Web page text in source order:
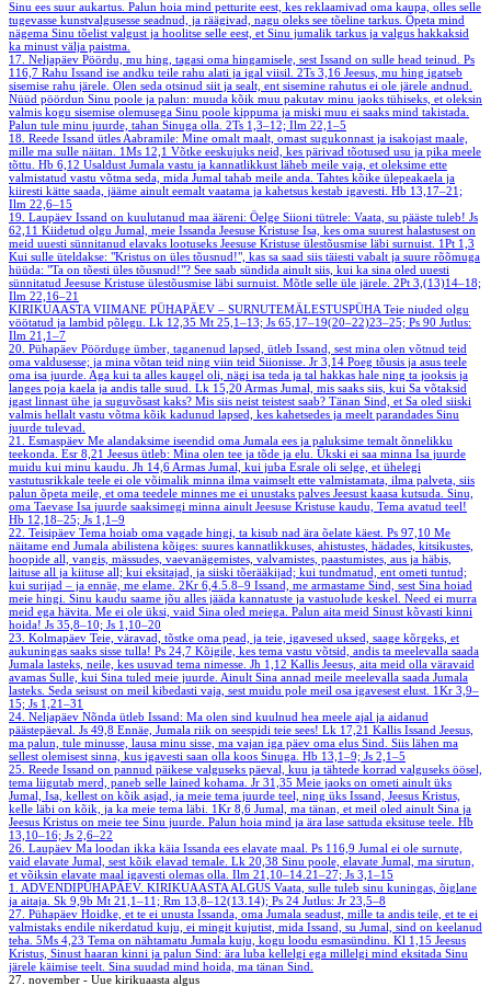
Sinu ees suur aukartus. Palun hoia mind petturite eest, kes reklaamivad oma kaupa, olles selle
tugevasse kunstvalgusesse seadnud, ja räägivad, nagu oleks see tõeline tarkus. Õpeta mind
nägema Sinu tõelist valgust ja hoolitse selle eest, et Sinu jumalik tarkus ja valgus hakkaksid
ka minust välja paistma.
17. Neljapäev Pöördu, mu hing, tagasi oma hingamisele, sest Issand on sulle head teinud. Ps
116,7 Rahu Issand ise andku teile rahu alati ja igal viisil. 2Ts 3,16 Jeesus, mu hing igatseb
sisemise rahu järele. Olen seda otsinud siit ja sealt, ent sisemine rahutus ei ole järele andnud.
Nüüd pöördun Sinu poole ja palun: muuda kõik muu pakutav minu jaoks tühiseks, et oleksin
valmis kogu sisemise olemusega Sinu poole kippuma ja miski muu ei saaks mind takistada.
Palun tule minu juurde, tahan Sinuga olla. 2Ts 1,3–12; Ilm 22,1–5
18. Reede Issand ütles Aabramile: Mine omalt maalt, omast sugukonnast ja isakojast maale,
mille ma sulle näitan. 1Ms 12,1 Võtke eeskujuks neid, kes pärivad tõotused usu ja pika meele
tõttu. Hb 6,12 Usaldust Jumala vastu ja kannatlikkust läheb meile vaja, et oleksime ette
valmistatud vastu võtma seda, mida Jumal tahab meile anda. Tahtes kõike ülepeakaela ja
kiiresti kätte saada, jääme ainult eemalt vaatama ja kahetsus kestab igavesti. Hb 13,17–21;
Ilm 22,6–15
19. Laupäev Issand on kuulutanud maa ääreni: Öelge Siioni tütrele: Vaata, su pääste tuleb! Js
62,11 Kiidetud olgu Jumal, meie Issanda Jeesuse Kristuse Isa, kes oma suurest halastusest on
meid uuesti sünnitanud elavaks lootuseks Jeesuse Kristuse ülestõusmise läbi surnuist. 1Pt 1,3
Kui sulle üteldakse: "Kristus on üles tõusnud!", kas sa saad siis täiesti vabalt ja suure rõõmuga
hüüda: "Ta on tõesti üles tõusnud!"? See saab sündida ainult siis, kui ka sina oled uuesti
sünnitatud Jeesuse Kristuse ülestõusmise läbi surnuist. Mõtle selle üle järele. 2Pt 3,(13)14–18;
Ilm 22,16–21
KIRIKUAASTA VIIMANE PÜHAPÄEV – SURNUTEMÄLESTUSPÜHA Teie niuded olgu
vöötatud ja lambid põlegu. Lk 12,35 Mt 25,1–13; Js 65,17–19(20–22)23–25; Ps 90 Jutlus:
Ilm 21,1–7
20. Pühapäev Pöörduge ümber, taganenud lapsed, ütleb Issand, sest mina olen võtnud teid
oma valdusesse; ja mina võtan teid ning viin teid Siionisse. Jr 3,14 Poeg tõusis ja asus teele
oma isa juurde. Aga kui ta alles kaugel oli, nägi isa teda ja tal hakkas hale ning ta jooksis ja
langes poja kaela ja andis talle suud. Lk 15,20 Armas Jumal, mis saaks siis, kui Sa võtaksid
igast linnast ühe ja suguvõsast kaks? Mis siis neist teistest saab? Tänan Sind, et Sa oled siiski
valmis hellalt vastu võtma kõik kadunud lapsed, kes kahetsedes ja meelt parandades Sinu
juurde tulevad.
21. Esmaspäev Me alandaksime iseendid oma Jumala ees ja paluksime temalt õnnelikku
teekonda. Esr 8,21 Jeesus ütleb: Mina olen tee ja tõde ja elu. Ükski ei saa minna Isa juurde
muidu kui minu kaudu. Jh 14,6 Armas Jumal, kui juba Esrale oli selge, et ühelegi
vastutusrikkale teele ei ole võimalik minna ilma vaimselt ette valmistamata, ilma palveta, siis
palun õpeta meile, et oma teedele minnes me ei unustaks palves Jeesust kaasa kutsuda. Sinu,
oma Taevase Isa juurde saaksimegi minna ainult Jeesuse Kristuse kaudu, Tema avatud teel!
Hb 12,18–25; Js 1,1–9
22. Teisipäev Tema hoiab oma vagade hingi, ta kisub nad ära õelate käest. Ps 97,10 Me
näitame end Jumala abilistena kõiges: suures kannatlikkuses, ahistustes, hädades, kitsikustes,
hoopide all, vangis, mässudes, vaevanägemistes, valvamistes, paastumistes, aus ja häbis,
laituse all ja kiituse all; kui eksitajad, ja siiski tõerääkijad; kui tundmatud, ent ometi tuntud;
kui surijad – ja ennäe, me elame. 2Kr 6,4.5.8–9 Issand, me armastame Sind, sest Sina hoiad
meie hingi. Sinu kaudu saame jõu alles jääda kannatuste ja vastuolude keskel. Need ei murra
meid ega hävita. Me ei ole üksi, vaid Sina oled meiega. Palun aita meid Sinust kõvasti kinni
hoida! Js 35,8–10; Js 1,10–20
23. Kolmapäev Teie, väravad, tõstke oma pead, ja teie, igavesed uksed, saage kõrgeks, et
aukuningas saaks sisse tulla! Ps 24,7 Kõigile, kes tema vastu võtsid, andis ta meelevalla saada
Jumala lasteks, neile, kes usuvad tema nimesse. Jh 1,12 Kallis Jeesus, aita meid olla väravaid
avamas Sulle, kui Sina tuled meie juurde. Ainult Sina annad meile meelevalla saada Jumala
lasteks. Seda seisust on meil kibedasti vaja, sest muidu pole meil osa igavesest elust. 1Kr 3,9–
15; Js 1,21–31
24. Neljapäev Nõnda ütleb Issand: Ma olen sind kuulnud hea meele ajal ja aidanud
päästepäeval. Js 49,8 Ennäe, Jumala riik on seespidi teie sees! Lk 17,21 Kallis Issand Jeesus,
ma palun, tule minusse, lausa minu sisse, ma vajan iga päev oma elus Sind. Siis lähen ma
sellest olemisest sinna, kus igavesti saan olla koos Sinuga. Hb 13,1–9; Js 2,1–5
25. Reede Issand on pannud päikese valguseks päeval, kuu ja tähtede korrad valguseks öösel,
tema liigutab merd, paneb selle lained kohama. Jr 31,35 Meie jaoks on ometi ainult üks
Jumal, Isa, kellest on kõik asjad, ja meie tema juurde teel, ning üks Issand, Jeesus Kristus,
kelle läbi on kõik, ja ka meie tema läbi. 1Kr 8,6 Jumal, ma tänan, et meil oled ainult Sina ja
Jeesus Kristus on meie tee Sinu juurde. Palun hoia mind ja ära lase sattuda eksituse teele. Hb
13,10–16; Js 2,6–22
26. Laupäev Ma loodan ikka käia Issanda ees elavate maal. Ps 116,9 Jumal ei ole surnute,
vaid elavate Jumal, sest kõik elavad temale. Lk 20,38 Sinu poole, elavate Jumal, ma sirutun,
et võiksin elavate maal igavesti olemas olla. Ilm 21,10–14.21–27; Js 3,1–15
1. ADVENDIPÜHAPÄEV. KIRIKUAASTA ALGUS Vaata, sulle tuleb sinu kuningas, õiglane
ja aitaja. Sk 9,9b Mt 21,1–11; Rm 13,8–12(13.14); Ps 24 Jutlus: Jr 23,5–8
27. Pühapäev Hoidke, et te ei unusta Issanda, oma Jumala seadust, mille ta andis teile, et te ei
valmistaks endile nikerdatud kuju, ei mingit kujutist, mida Issand, su Jumal, sind on keelanud
teha. 5Ms 4,23 Tema on nähtamatu Jumala kuju, kogu loodu esmasündinu. Kl 1,15 Jeesus
Kristus, Sinust haaran kinni ja palun Sind: ära luba kellelgi ega millelgi mind eksitada Sinu
järele käimise teelt. Sina suudad mind hoida, ma tänan Sind.
27. november - Uue kirikuaasta algus